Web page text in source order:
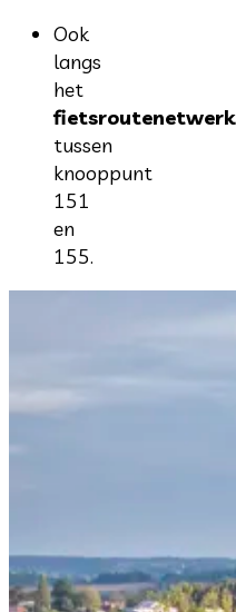
Ook
langs
het
fietsroutenetwerk
tussen
knooppunt
151
en
155.